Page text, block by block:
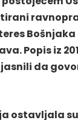
Bošnjaka
Popis iz
da
ostavljala